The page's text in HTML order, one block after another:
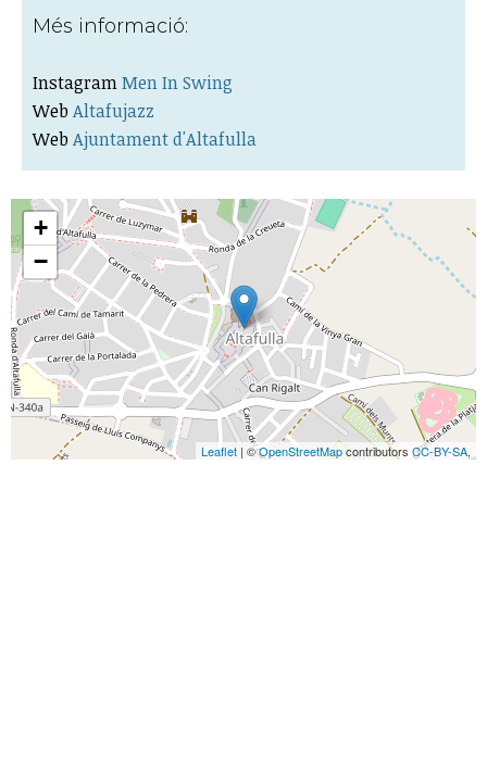
Més informació:
InstagramMen In Swing
Web Altafujazz
Web Ajuntament d'Altafulla
+
−
Leaflet | ©OpenStreetMapcontributors CC-BY-SA,